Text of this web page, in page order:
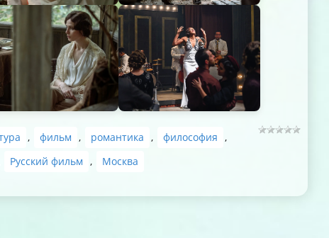
, фильм , романтика , философия ,
Русский фильм ,
Москва